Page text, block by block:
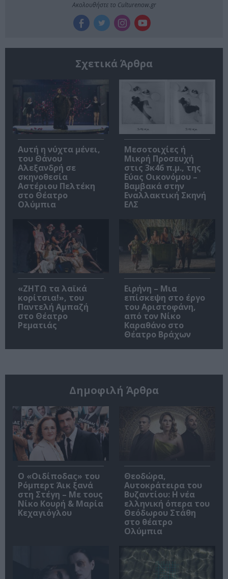
Ακολουθήστε το Culturenow.gr
Σχετικά Άρθρα
Αυτή η νύχτα μένει,
του Θάνου
Αλεξανδρή σε
σκηνοθεσία
Αστέριου Πελτέκη
στο Θέατρο
Ολύμπια
Μεσοτοιχίες ή
Μικρή Προσευχή
στις 3κ46 π.μ., της
Εύας Οικονόμου –
Βαμβακά στην
Εναλλακτική Σκηνή
ΕΛΣ
«ΖΗΤΩ τα λαϊκά
κορίτσια!», του
Παντελή Αμπαζή
στο Θέατρο
Ρεματιάς
Ειρήνη – Μια
επίσκεψη στο έργο
του Αριστοφάνη,
από τον Νίκο
Καραθάνο στο
Θέατρο Βράχων
Δημοφιλή Άρθρα
O «Οιδίποδας» του
Ρόμπερτ Άικ ξανά
στη Στέγη – Με τους
Νίκο Κουρή & Μαρία
Κεχαγιόγλου
Θεοδώρα,
Αυτοκράτειρα του
Βυζαντίου: Η νέα
ελληνική όπερα του
Θεόδωρου Στάθη
στο θέατρο
Ολύμπια